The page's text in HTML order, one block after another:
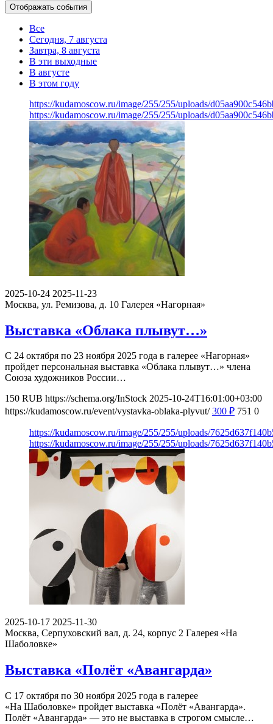
Отображать события
Все
Сегодня, 7 августа
Завтра, 8 августа
В эти выходные
В августе
В этом году
https://kudamoscow.ru/image/255/255/uploads/
https://kudamoscow.ru/image/255/255/uploads/
2025-10-24 2025-11-23
Москва, ул. Ремизова, д. 10 Галерея «Нагорная»
Выставка «Облака плывут…»
С 24 октября по 23 ноября 2025 года в галерее «Нагорная»
пройдет персональная выставка «Облака плывут…» члена
Союза художников России…
150 RUB https://schema.org/InStock 2025-10-24T16:01:00+03:00
https://kudamoscow.ru/event/vystavka-oblaka-plyvut/ 300 ₽ 751 0
https://kudamoscow.ru/image/255/255/uploads/
https://kudamoscow.ru/image/255/255/uploads/
2025-10-17 2025-11-30
Москва, Серпуховский вал, д. 24, корпус 2 Галерея «На
Шаболовке»
Выставка «Полёт «Авангарда»
С 17 октября по 30 ноября 2025 года в галерее
«На Шаболовке» пройдет выставка «Полёт «Авангарда».
Полёт «Авангарда» — это не выставка в строгом смысле…